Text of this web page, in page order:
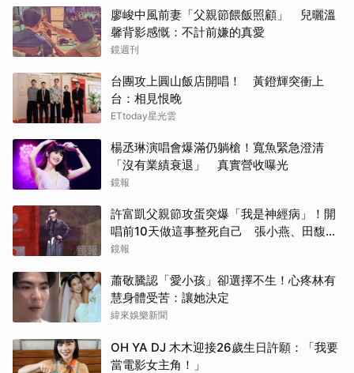
廖峻中風前妻「父親節餵飯照顧」 兒曬溫
馨背影感慨：不計前嫌的真愛
鏡週刊
台團攻上圓山飯店開唱！ 黃鐙輝突衝上
台：相見恨晚
ETtoday星光雲
楊丞琳演唱會爆滿仍躺槍！寬魚緊急澄清
「沒有業績衰退」 真實營收曝光
鏡報
許富凱父親節攻蛋突爆「我是神經病」！開
唱前10天做這事整死自己 張小燕、田馥甄
不畏「白海豚」朝聖
鏡報
蕭敬騰認「愛小孩」卻選擇不生！心疼林有
慧身體受苦：讓她決定
緯來娛樂新聞
OH YA DJ 木木迎接26歲生日許願：「我要
當電影女主角！」